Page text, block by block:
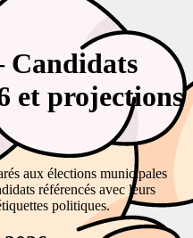
et projections
aux élections municipales
référencés avec leurs
politiques.